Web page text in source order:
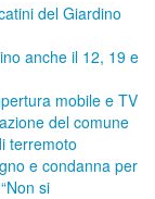
del Giardino
anche il 12, 19 e
mobile e TV
del comune
terremoto
e condanna per
si